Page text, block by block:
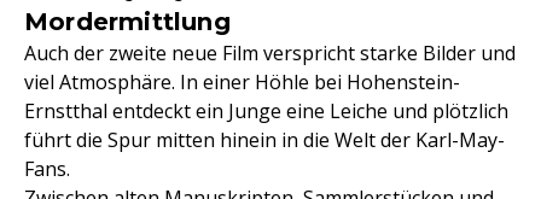
Mordermittlung
Auch der zweite neue Film verspricht starke Bilder und
viel Atmosphäre. In einer Höhle bei Hohenstein-
Ernstthal entdeckt ein Junge eine Leiche und plötzlich
führt die Spur mitten hinein in die Welt der Karl-May-
Fans.